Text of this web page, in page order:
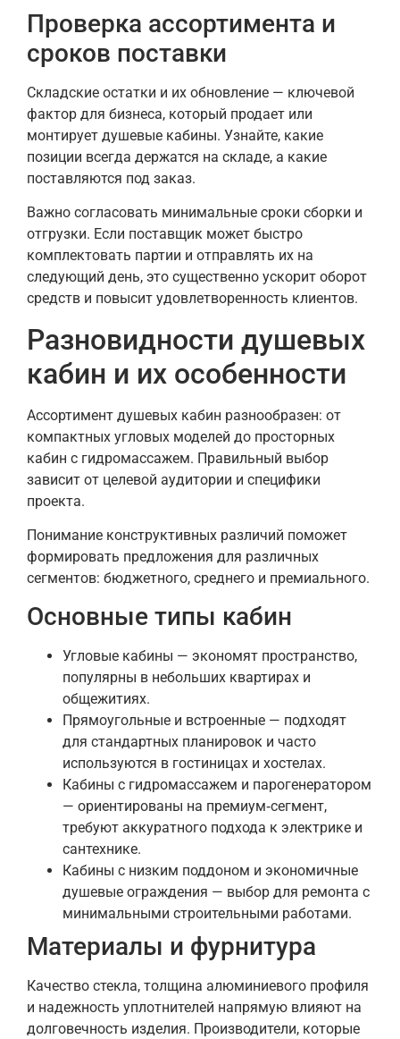
Проверка ассортимента и
сроков поставки
Складские остатки и их обновление — ключевой
фактор для бизнеса, который продает или
монтирует душевые кабины. Узнайте, какие
позиции всегда держатся на складе, а какие
поставляются под заказ.
Важно согласовать минимальные сроки сборки и
отгрузки. Если поставщик может быстро
комплектовать партии и отправлять их на
следующий день, это существенно ускорит оборот
средств и повысит удовлетворенность клиентов.
Разновидности душевых
кабин и их особенности
Ассортимент душевых кабин разнообразен: от
компактных угловых моделей до просторных
кабин с гидромассажем. Правильный выбор
зависит от целевой аудитории и специфики
проекта.
Понимание конструктивных различий поможет
формировать предложения для различных
сегментов: бюджетного, среднего и премиального.
Основные типы кабин
Угловые кабины — экономят пространство,
популярны в небольших квартирах и
общежитиях.
Прямоугольные и встроенные — подходят
для стандартных планировок и часто
используются в гостиницах и хостелах.
Кабины с гидромассажем и парогенератором
— ориентированы на премиум‑сегмент,
требуют аккуратного подхода к электрике и
сантехнике.
Кабины с низким поддоном и экономичные
душевые ограждения — выбор для ремонта с
минимальными строительными работами.
Материалы и фурнитура
Качество стекла, толщина алюминиевого профиля
и надежность уплотнителей напрямую влияют на
долговечность изделия. Производители, которые